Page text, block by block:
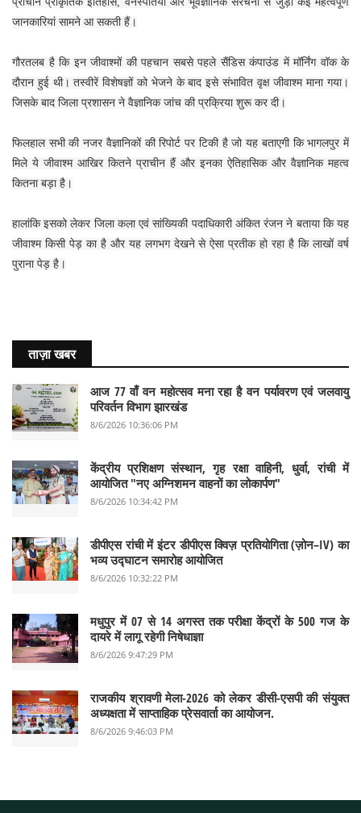
जानकारियां सामने आ सकती हैं।
गौरतलब है कि इन जीवाश्मों की पहचान सबसे पहले सैंडिस कंपाउंड में मॉर्निंग वॉक के
दौरान हुई थी। तस्वीरें विशेषज्ञों को भेजने के बाद इसे संभावित वृक्ष जीवाश्म माना गया।
जिसके बाद जिला प्रशासन ने वैज्ञानिक जांच की प्रक्रिया शुरू कर दी।
फिलहाल सभी की नजर वैज्ञानिकों की रिपोर्ट पर टिकी है जो यह बताएगी कि भागलपुर में
मिले ये जीवाश्म आखिर कितने प्राचीन हैं और इनका ऐतिहासिक और वैज्ञानिक महत्व
कितना बड़ा है।
हालांकि इसको लेकर जिला कला एवं सांख्यिकी पदाधिकारी अंकित रंजन ने बताया कि यह
जीवाश्म किसी पेड़ का है और यह लगभग देखने से ऐसा प्रतीक हो रहा है कि लाखों वर्ष
पुराना पेड़ है।
ताज़ा खबर
आज 77 वाँ वन महोत्सव मना रहा है वन पर्यावरण एवं जलवायु
परिवर्तन विभाग झारखंड
8/6/2026 10:36:06 PM
केंद्रीय प्रशिक्षण संस्थान, गृह रक्षा वाहिनी, धुर्वा, रांची में
आयोजित "नए अग्निशमन वाहनों का लोकार्पण"
8/6/2026 10:34:42 PM
डीपीएस रांची में इंटर डीपीएस क्विज़ प्रतियोगिता (ज़ोन–IV) का
भव्य उद्घाटन समारोह आयोजित
8/6/2026 10:32:22 PM
मधुपुर में 07 से 14 अगस्त तक परीक्षा केंद्रों के 500 गज के
दायरे में लागू रहेगी निषेधाज्ञा
8/6/2026 9:47:29 PM
राजकीय श्रावणी मेला-2026 को लेकर डीसी-एसपी की संयुक्त
अध्यक्षता में साप्ताहिक प्रेसवार्ता का आयोजन.
8/6/2026 9:46:03 PM